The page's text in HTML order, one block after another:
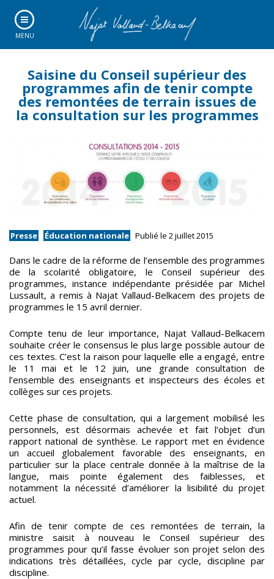
MENU
Saisine du Conseil supérieur des
programmes afin de tenir compte
des remontées de terrain issues de
la consultation sur les programmes
Presse Éducation nationale Publié le 2 juillet 2015
Dans le cadre de la réforme de l’ensemble des programmes
de la scolarité obligatoire, le Conseil supérieur des
programmes, instance indépendante présidée par Michel
Lussault, a remis à Najat Vallaud-Belkacem des projets de
programmes le 15 avril dernier.
Compte tenu de leur importance, Najat Vallaud-Belkacem
souhaite créer le consensus le plus large possible autour de
ces textes. C’est la raison pour laquelle elle a engagé, entre
le 11 mai et le 12 juin, une grande consultation de
l’ensemble des enseignants et inspecteurs des écoles et
collèges sur ces projets.
Cette phase de consultation, qui a largement mobilisé les
personnels, est désormais achevée et fait l’objet d’un
rapport national de synthèse. Le rapport met en évidence
un accueil globalement favorable des enseignants, en
particulier sur la place centrale donnée à la maîtrise de la
langue, mais pointe également des faiblesses, et
notamment la nécessité d’améliorer la lisibilité du projet
actuel.
Afin de tenir compte de ces remontées de terrain, la
ministre saisit à nouveau le Conseil supérieur des
programmes pour qu’il fasse évoluer son projet selon des
indications très détaillées, cycle par cycle, discipline par
discipline.